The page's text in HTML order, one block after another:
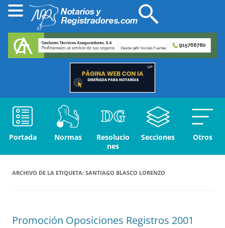
Portada Normas
Resolucio
nes
Secciones Otros
ARCHIVO DE LA ETIQUETA: SANTIAGO BLASCO LORENZO
Promoción Oposiciones Registros 2001